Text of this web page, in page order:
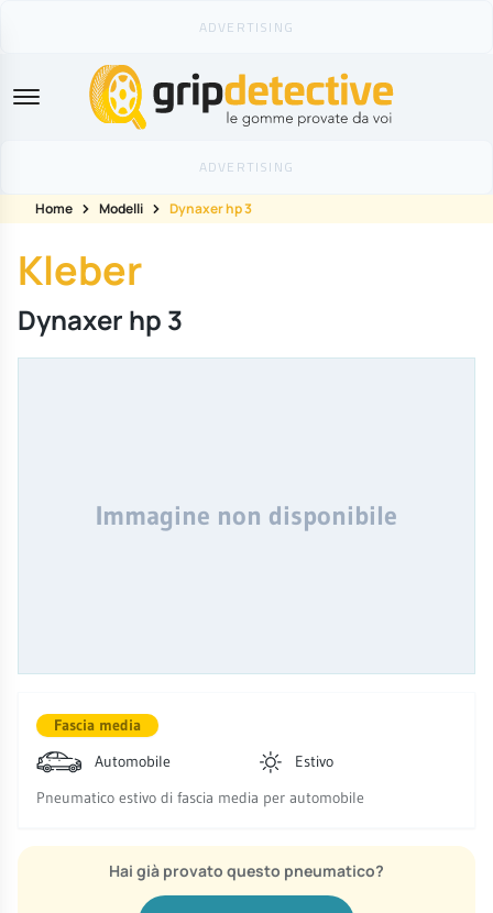
GripDetective
Home Modelli Dynaxer hp 3
Kleber
Dynaxer hp 3
Immagine non disponibile
Fascia media
Automobile
Estivo
Pneumatico estivo di fascia media per automobile
Hai già provato questo pneumatico?